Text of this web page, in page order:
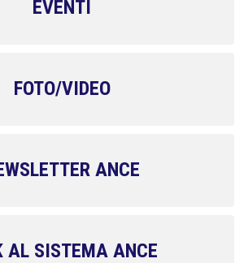
EVENTI
FOTO/VIDEO
ANCE
AL SISTEMA ANCE